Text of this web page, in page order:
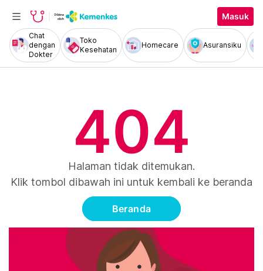
Masuk
Chat
dengan
Dokter
Toko
Kesehatan
Homecare Asuransiku
404
Halaman tidak ditemukan.
Klik tombol dibawah ini untuk kembali ke beranda
Beranda